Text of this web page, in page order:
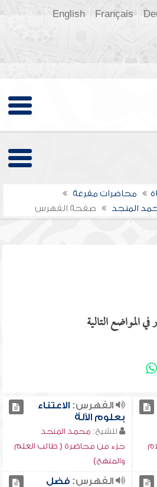
Français
English
محاضرات مفرغة
المنجد صفحة الفهرس
المواضع التالية
الفهرس:الاعتناء
بعلوم الآلة
للشيخ: محمد المنجد
جزء من محاضرة ( طالب العلم
والمنهج)
الفهرس:فضل